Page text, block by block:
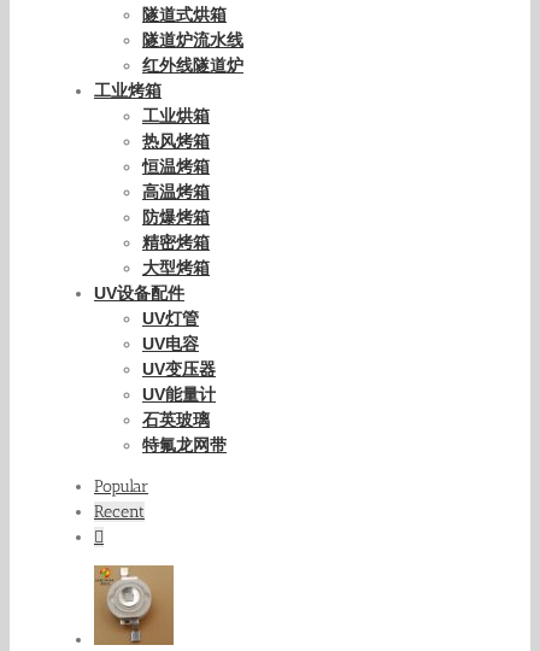
隧道式烘箱
隧道炉流水线
红外线隧道炉
工业烤箱
工业烘箱
热风烤箱
恒温烤箱
高温烤箱
防爆烤箱
精密烤箱
大型烤箱
UV设备配件
UV灯管
UV电容
UV变压器
UV能量计
石英玻璃
特氟龙网带
Popular
Recent